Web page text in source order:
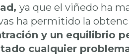
ya que el viñedo ha
ha permitido la
y un equilibrio
cualquier